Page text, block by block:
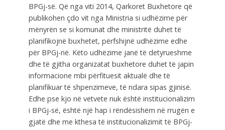
BPGj-së. Që nga viti 2014, Qarkoret Buxhetore që
publikohen çdo vit nga Ministria si udhëzime për
mënyrën se si komunat dhe ministritë duhet të
planifikojnë buxhetet, përfshijnë udhëzime edhe
për BPGj-në. Këto udhëzime janë të detyrueshme
dhe të gjitha organizatat buxhetore duhet të japin
informacione mbi përfituesit aktualë dhe të
planifikuar të shpenzimeve, të ndara sipas gjinisë.
Edhe pse kjo në vetvete nuk është institucionalizim
i BPGj-së, është një hap i rëndësishëm në rrugën e
gjatë dhe me kthesa të institucionalizimit të BPGj-